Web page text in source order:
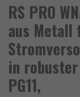
RS PRO
aus Metall
in
PG11,